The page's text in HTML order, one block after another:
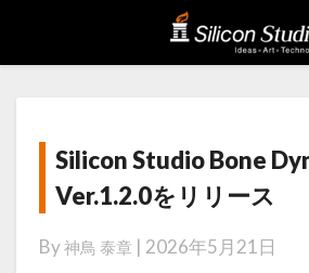
Studio
Bone
Ver.1.2.0
Silicon Studio Bone
Ver.1.2.0をリリース
By神鳥 泰章 | 2026年5月21日